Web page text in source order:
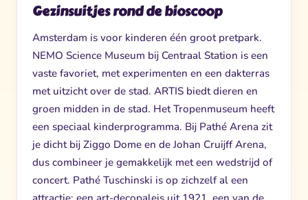
Gezinsuitjes rond de bioscoop
Amsterdam is voor kinderen één groot pretpark.
NEMO Science Museum bij Centraal Station is een
vaste favoriet, met experimenten en een dakterras
met uitzicht over de stad. ARTIS biedt dieren en
groen midden in de stad. Het Tropenmuseum heeft
een speciaal kinderprogramma. Bij Pathé Arena zit
je dicht bij Ziggo Dome en de Johan Cruijff Arena,
dus combineer je gemakkelijk met een wedstrijd of
concert. Pathé Tuschinski is op zichzelf al een